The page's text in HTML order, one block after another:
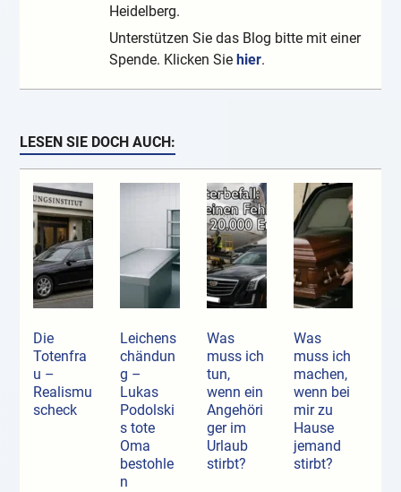
Heidelberg.
Unterstützen Sie das Blog bitte mit einer
Spende. Klicken Sie hier.
LESEN SIE DOCH AUCH:
Die
Totenfra
u –
Realismu
scheck
Leichens
chändun
g –
Lukas
Podolski
s tote
Oma
bestohle
n
Was
muss ich
tun,
wenn ein
Angehöri
ger im
Urlaub
stirbt?
Was
muss ich
machen,
wenn bei
mir zu
Hause
jemand
stirbt?